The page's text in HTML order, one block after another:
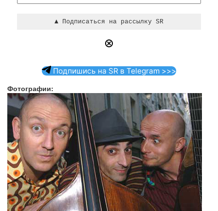
Подпишись на SR в Telegram >>>
Фотографии: